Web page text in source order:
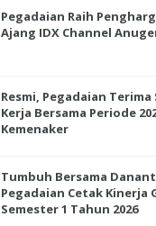
Pegadaian Raih
Ajang IDX Channel
Resmi, Pegadaian Terima
Kerja Bersama Periode
Kemenaker
Tumbuh Bersama
Pegadaian Cetak Kinerja
Semester 1 Tahun 2026